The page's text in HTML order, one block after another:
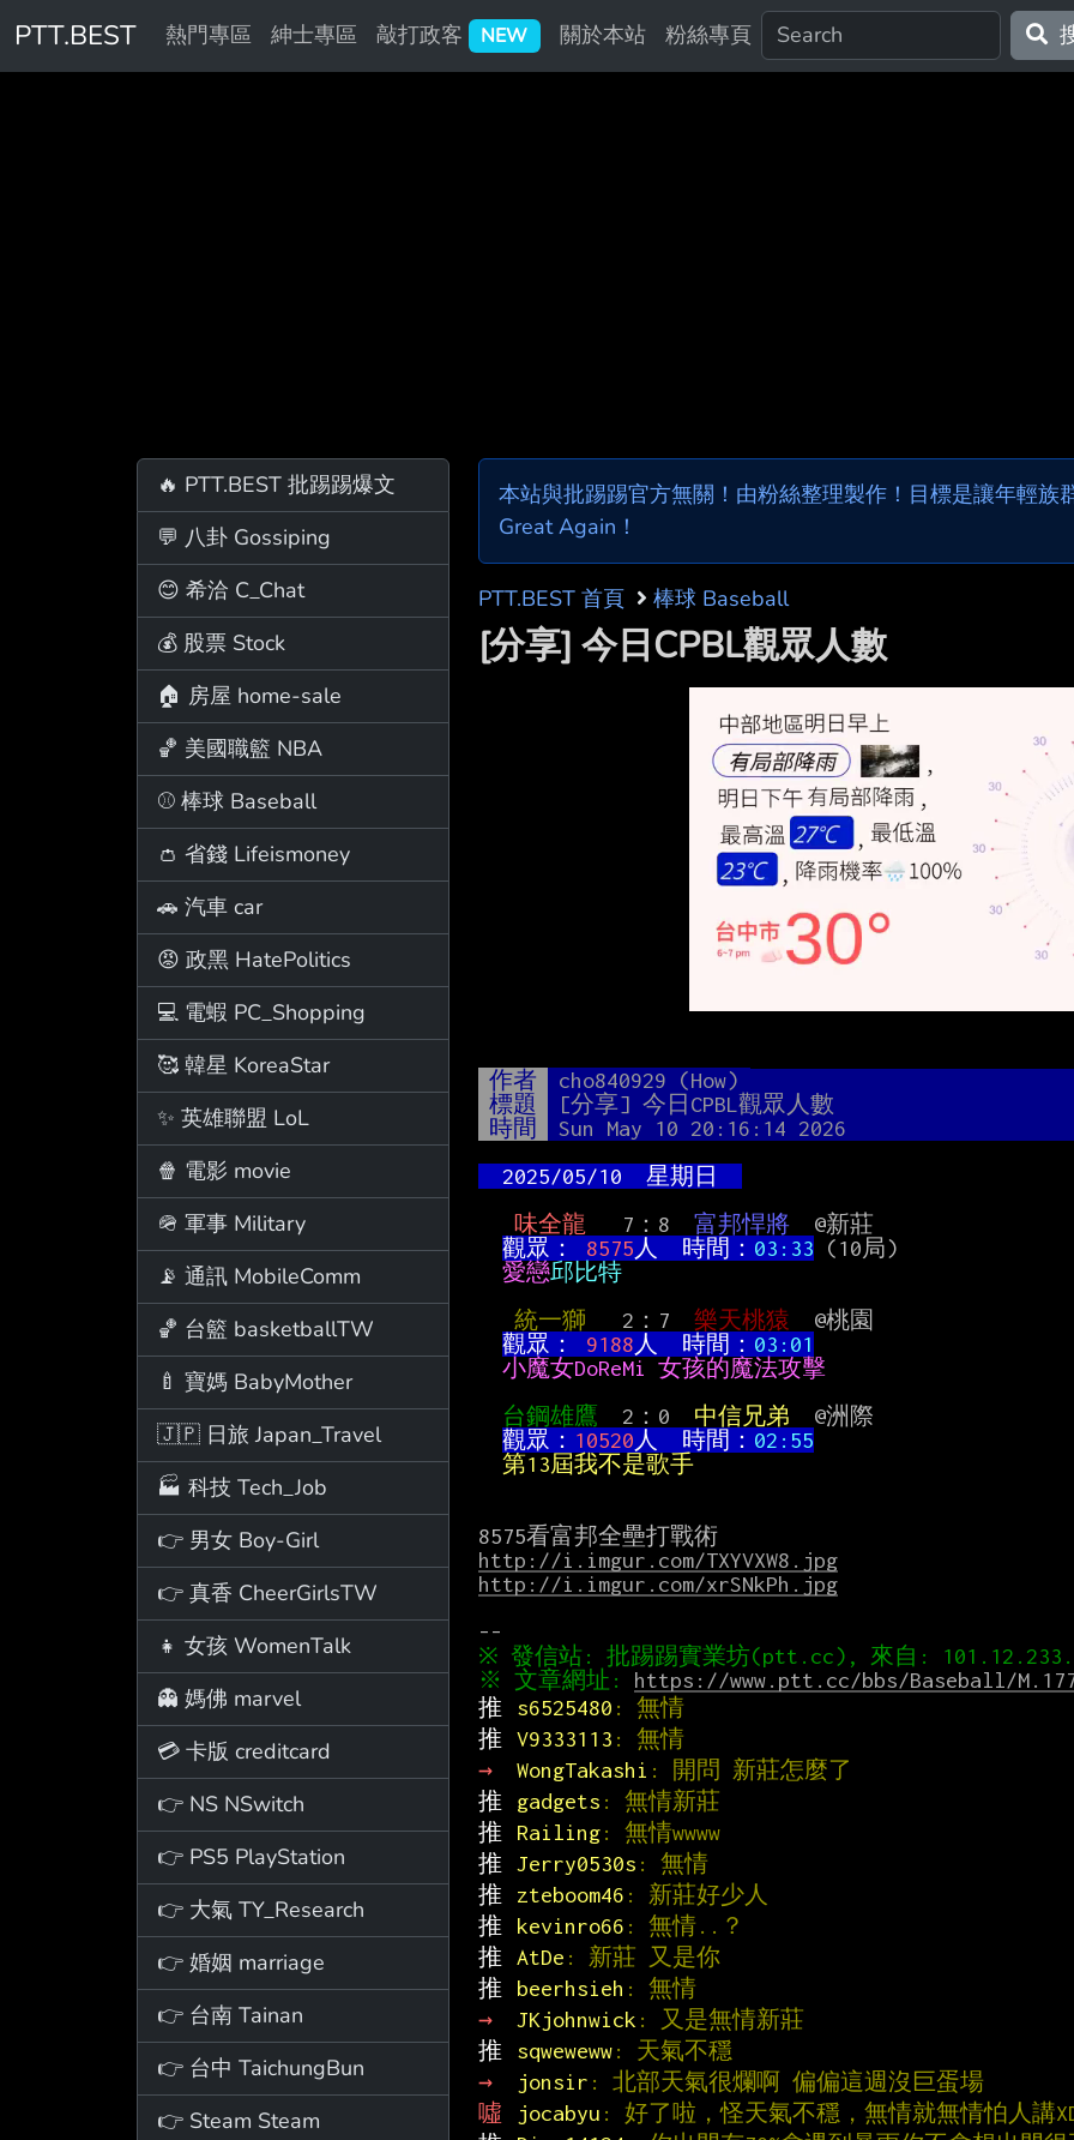
PTT.BEST 熱門專區 紳士專區 敲打政客 NEW 關於本站 粉絲專頁
🔥 PTT.BEST 批踢踢爆文
💬 八卦 Gossiping
😊 希洽 C_Chat
💰 股票 Stock
🏠 房屋 home-sale
🏀 美國職籃 NBA
⚾ 棒球 Baseball
👛 省錢 Lifeismoney
🚗 汽車 car
😡 政黑 HatePolitics
💻 電蝦 PC_Shopping
🥰 韓星 KoreaStar
✨ 英雄聯盟 LoL
🍿 電影 movie
🪖 軍事 Military
📡 通訊 MobileComm
🏀 台籃 basketballTW
🍼 寶媽 BabyMother
🇯🇵 日旅 Japan_Travel
🏭 科技 Tech_Job
👉 男女 Boy-Girl
👉 真香 CheerGirlsTW
👧 女孩 WomenTalk
👻 媽佛 marvel
💳 卡版 creditcard
👉 NS NSwitch
👉 PS5 PlayStation
👉 大氣 TY_Research
👉 婚姻 marriage
👉 台南 Tainan
👉 台中 TaichungBun
👉 Steam Steam
本站與批踢踢官方無關！由粉絲整理製作！目標是讓年輕族
Great Again！
PTT.BEST 首頁 棒球 Baseball
[分享] 今日CPBL觀眾人數
作者 cho840929 (How)
標題
[分享] 今日CPBL觀眾人數
時間
Sun May 10 20:16:14 2026
  2025/05/10  星期日
味全龍
  7：8
富邦悍將
  @新莊
觀眾：
8575 人  時間： 03:33 (10局)
愛戀邱比特
統一獅
  2：7
樂天桃猿
  @桃園
觀眾：
9188 人  時間： 03:01
小魔女DoReMi 女孩的魔法攻擊
台鋼雄鷹
  2：0
中信兄弟
  @洲際
觀眾： 10520 人  時間： 02:55
第13屆我不是歌手
http://i.imgur.com/TXYVXW8.jpg
http://i.imgur.com/xrSNkPh.jpg
※ 文章網址: https://www.ptt.cc/bbs/Baseball/
推
s6525480 : 無情
推 V9333113 : 無情
→
WongTakashi : 開問 新莊怎麼了
推
gadgets : 無情新莊
推
Railing: 無情wwww
推 Jerry0530s : 無情
推
zteboom46 : 新莊好少人
推
kevinro66 : 無情..？
推 AtDe : 新莊 又是你
推
beerhsieh : 無情
→
JKjohnwick : 又是無情新莊
推
sqweweww: 天氣不穩
→
jonsir : 北部天氣很爛啊 偏偏這週沒巨蛋場
噓
jocabyu : 好了啦，怪天氣不穩，無情就無情怕人講